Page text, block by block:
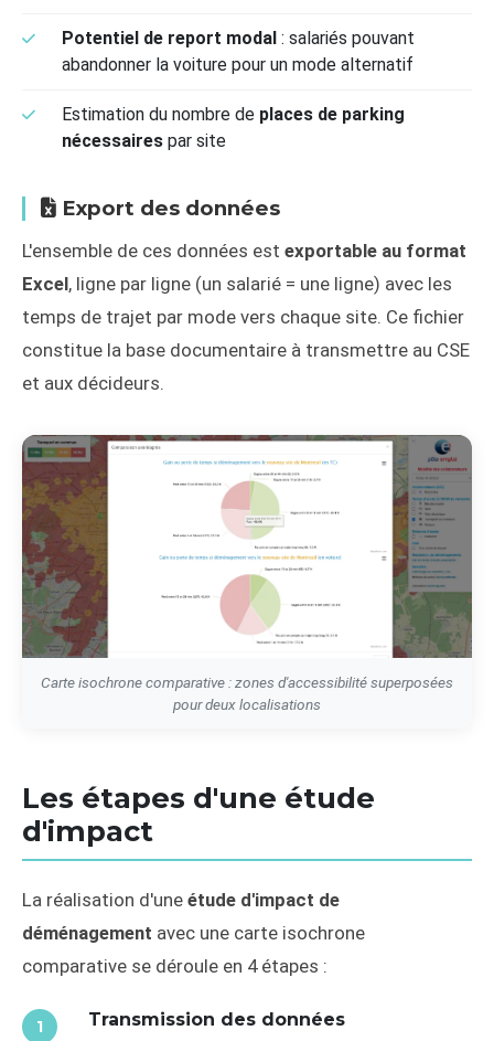
Potentiel de report modal : salariés pouvant
abandonner la voiture pour un mode alternatif
Estimation du nombre de places de parking
nécessaires par site
Export des données
L'ensemble de ces données est exportable au format
Excel, ligne par ligne (un salarié = une ligne) avec les
temps de trajet par mode vers chaque site. Ce fichier
constitue la base documentaire à transmettre au CSE
et aux décideurs.
Carte isochrone comparative : zones d'accessibilité superposées
pour deux localisations
Les étapes d'une étude
d'impact
La réalisation d'une étude d'impact de
déménagement avec une carte isochrone
comparative se déroule en 4 étapes :
1 Transmission des données